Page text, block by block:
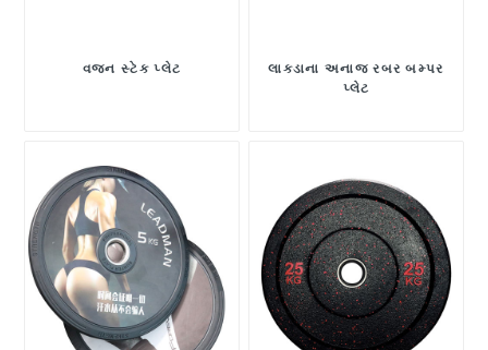
વજન સ્ટેક પ્લેટ
લાકડાના અનાજ રબર બમ્પર
પ્લેટ